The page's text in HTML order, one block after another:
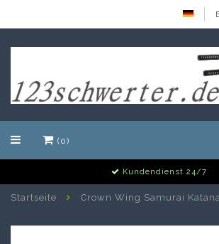
(0)
Alle Schwerter auf Lager
Startseite Crown Wing Samurai